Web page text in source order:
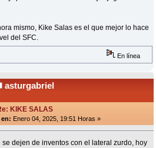
mismo, Kike Salas es el que mejor lo hace
del SFC.
En línea
asturgabriel
KIKE SALAS
en: Enero 04, 2025, 19:51 Horas »
se dejen de inventos con el lateral zurdo, hoy